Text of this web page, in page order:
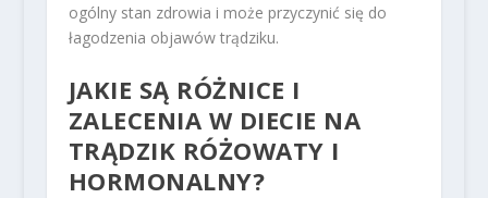
ogólny stan zdrowia i może przyczynić się do
łagodzenia objawów trądziku.
JAKIE SĄ RÓŻNICE I
ZALECENIA W DIECIE NA
TRĄDZIK RÓŻOWATY I
HORMONALNY?